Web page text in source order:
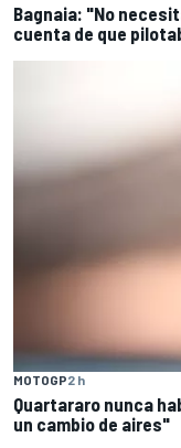
Bagnaia: "No
cuenta de que
MOTOGP2 h
Quartararo nunca
un cambio de aires"